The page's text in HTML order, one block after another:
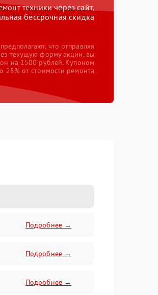
техники через сайт,
бессрочная скидка
что отправляя
текущую форму акции, вы
на 1500 рублей. Купоном
25% от стоимости ремонта
Подробнее →
Подробнее →
Подробнее →